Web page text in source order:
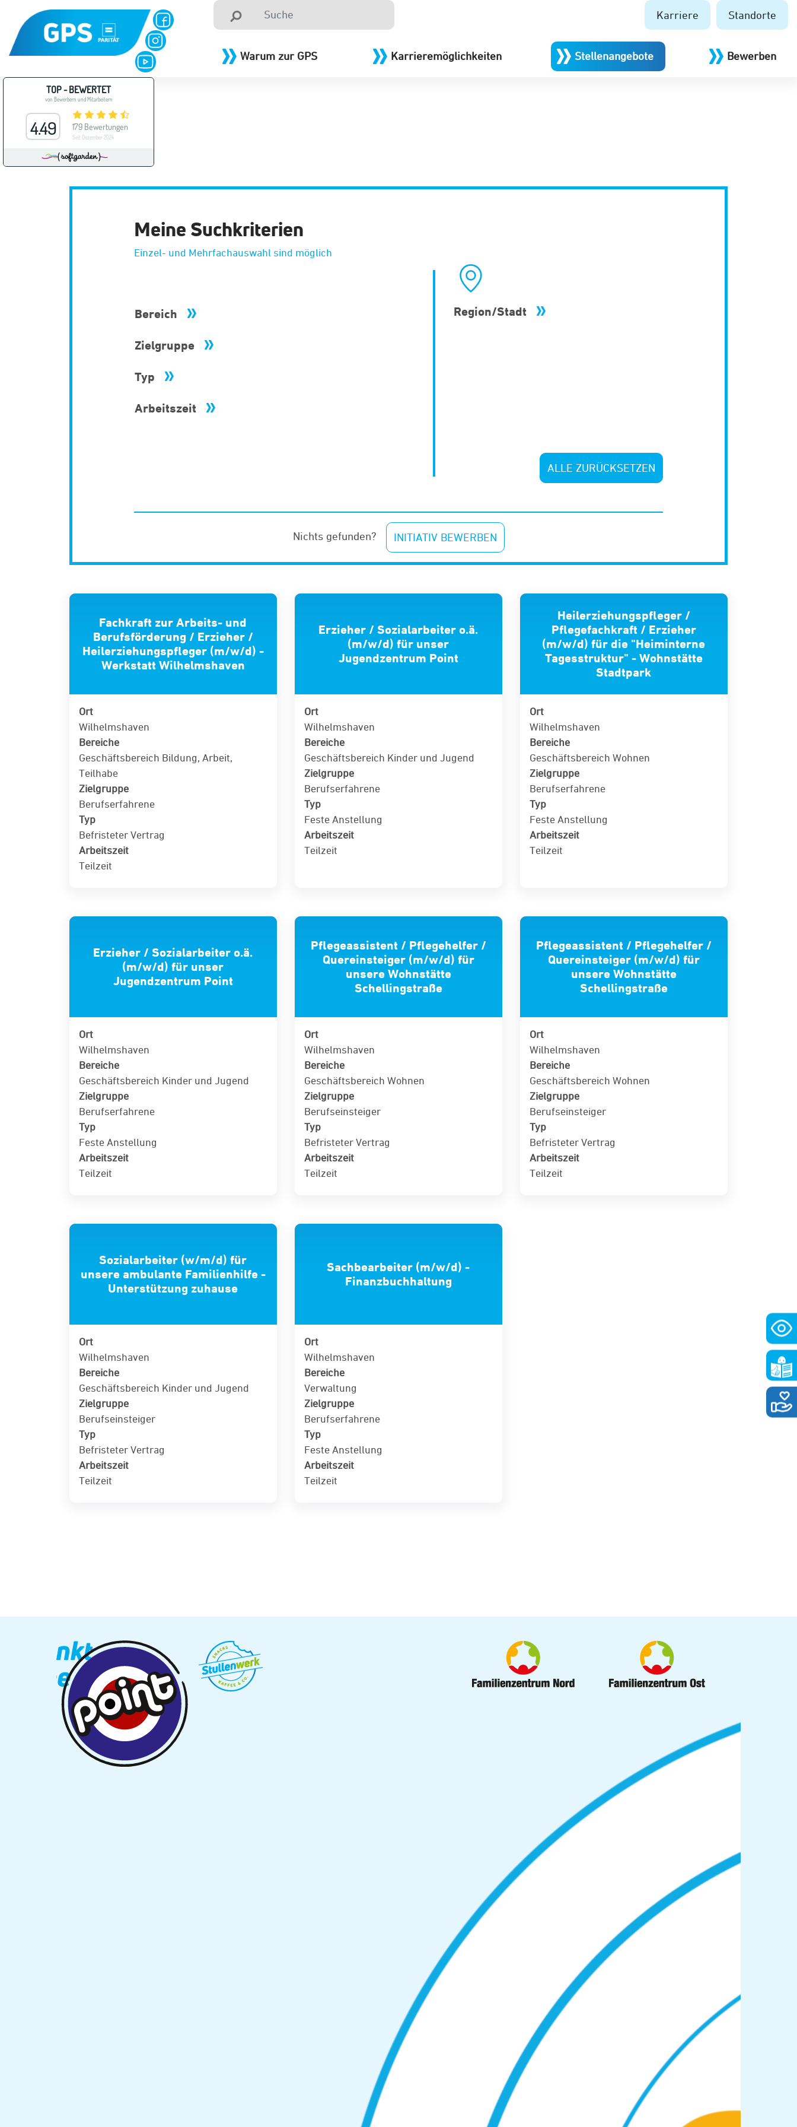
Karriere Standorte
Warum zur GPS Karrieremöglichkeiten Stellenangebote Bewerben
Meine Suchkriterien
Einzel- und Mehrfachauswahl sind möglich
Bereich
Zielgruppe
Typ
Arbeitszeit
Region/Stadt
ALLE ZURÜCKSETZEN
Nichts gefunden? INITIATIV BEWERBEN
Fachkraft zur Arbeits- und
Berufsförderung / Erzieher /
Heilerziehungspfleger (m/w/d) -
Werkstatt Wilhelmshaven
Ort
Wilhelmshaven
Bereiche
Geschäftsbereich Bildung, Arbeit,
Teilhabe
Zielgruppe
Berufserfahrene
Typ
Befristeter Vertrag
Arbeitszeit
Teilzeit
Erzieher / Sozialarbeiter o.ä.
(m/w/d) für unser
Jugendzentrum Point
Ort
Wilhelmshaven
Bereiche
Geschäftsbereich Kinder und Jugend
Zielgruppe
Berufserfahrene
Typ
Feste Anstellung
Arbeitszeit
Teilzeit
Heilerziehungspfleger /
Pflegefachkraft / Erzieher
(m/w/d) für die "Heiminterne
Tagesstruktur" - Wohnstätte
Stadtpark
Ort
Wilhelmshaven
Bereiche
Geschäftsbereich Wohnen
Zielgruppe
Berufserfahrene
Typ
Feste Anstellung
Arbeitszeit
Teilzeit
Erzieher / Sozialarbeiter o.ä.
(m/w/d) für unser
Jugendzentrum Point
Ort
Wilhelmshaven
Bereiche
Geschäftsbereich Kinder und Jugend
Zielgruppe
Berufserfahrene
Typ
Feste Anstellung
Arbeitszeit
Teilzeit
Pflegeassistent / Pflegehelfer /
Quereinsteiger (m/w/d) für
unsere Wohnstätte
Schellingstraße
Ort
Wilhelmshaven
Bereiche
Geschäftsbereich Wohnen
Zielgruppe
Berufseinsteiger
Typ
Befristeter Vertrag
Arbeitszeit
Teilzeit
Pflegeassistent / Pflegehelfer /
Quereinsteiger (m/w/d) für
unsere Wohnstätte
Schellingstraße
Ort
Wilhelmshaven
Bereiche
Geschäftsbereich Wohnen
Zielgruppe
Berufseinsteiger
Typ
Befristeter Vertrag
Arbeitszeit
Teilzeit
Sozialarbeiter (w/m/d) für
unsere ambulante Familienhilfe -
Unterstützung zuhause
Ort
Wilhelmshaven
Bereiche
Geschäftsbereich Kinder und Jugend
Zielgruppe
Berufseinsteiger
Typ
Befristeter Vertrag
Arbeitszeit
Teilzeit
Sachbearbeiter (m/w/d) -
Finanzbuchhaltung
Ort
Wilhelmshaven
Bereiche
Verwaltung
Zielgruppe
Berufserfahrene
Typ
Feste Anstellung
Arbeitszeit
Teilzeit